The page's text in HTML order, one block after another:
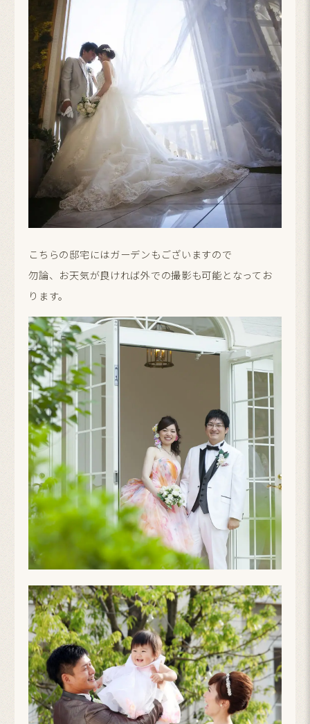
こちらの邸宅にはガーデンもございますので
勿論、お天気が良ければ外での撮影も可能となってお
ります。